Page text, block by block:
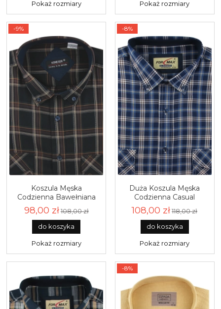
Pokaż rozmiary Pokaż rozmiary
Koszula Męska
Codzienna Bawełniana
Casual czarna w kratę z
długim rękawem w kroju
REGULAR Koneser J584
98,00 zł108,00 zł
do koszyka
Pokaż rozmiary
-9%
Duża Koszula Męska
Codzienna Casual
granatowa w kratę z
długim rękawem Duże
rozmiary Formax J602
108,00 zł118,00 zł
do koszyka
Pokaż rozmiary
-8%
-8%